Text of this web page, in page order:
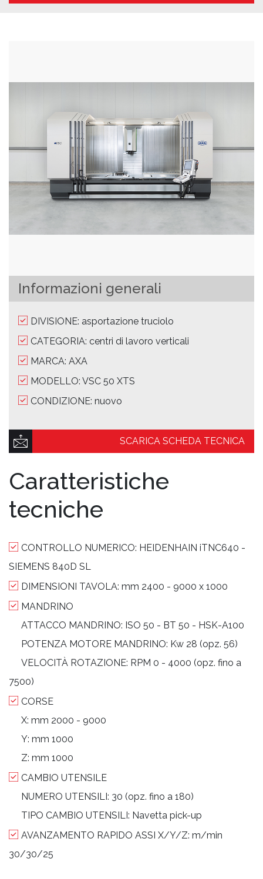
Informazioni generali
DIVISIONE: asportazione truciolo
CATEGORIA: centri di lavoro verticali
MARCA: AXA
MODELLO: VSC 50 XTS
CONDIZIONE: nuovo
SCARICA SCHEDA TECNICA
Caratteristiche
tecniche
CONTROLLO NUMERICO: HEIDENHAIN iTNC640 -
SIEMENS 840D SL
DIMENSIONI TAVOLA: mm 2400 - 9000 x 1000
MANDRINO
ATTACCO MANDRINO: ISO 50 - BT 50 - HSK-A100
POTENZA MOTORE MANDRINO: Kw 28 (opz. 56)
VELOCITÀ ROTAZIONE: RPM 0 - 4000 (opz. fino a
7500)
CORSE
X: mm 2000 - 9000
Y: mm 1000
Z: mm 1000
CAMBIO UTENSILE
NUMERO UTENSILI: 30 (opz. fino a 180)
TIPO CAMBIO UTENSILI: Navetta pick-up
AVANZAMENTO RAPIDO ASSI X/Y/Z: m/min
30/30/25